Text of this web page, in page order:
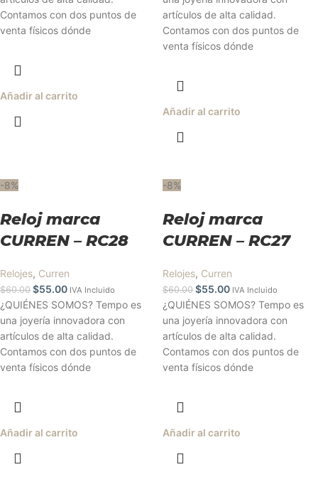
Contamos con dos puntos de
venta físicos dónde
Añadir al carrito
artículos de alta calidad.
Contamos con dos puntos de
venta físicos dónde
Añadir al carrito
-8%
Reloj marca
CURREN – RC28
Relojes, Curren
$60.00 $55.00 IVA Incluido
¿QUIÉNES SOMOS? Tempo es
una joyería innovadora con
artículos de alta calidad.
Contamos con dos puntos de
venta físicos dónde
Añadir al carrito
-8%
Reloj marca
CURREN – RC27
Relojes, Curren
$60.00 $55.00 IVA Incluido
¿QUIÉNES SOMOS? Tempo es
una joyería innovadora con
artículos de alta calidad.
Contamos con dos puntos de
venta físicos dónde
Añadir al carrito